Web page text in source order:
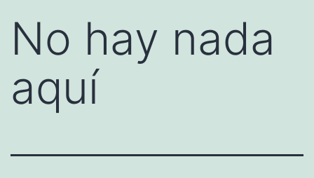
No hay nada
aquí